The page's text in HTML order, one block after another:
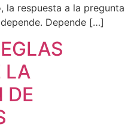
la respuesta a la pregunta
Depende […]
LA
DE